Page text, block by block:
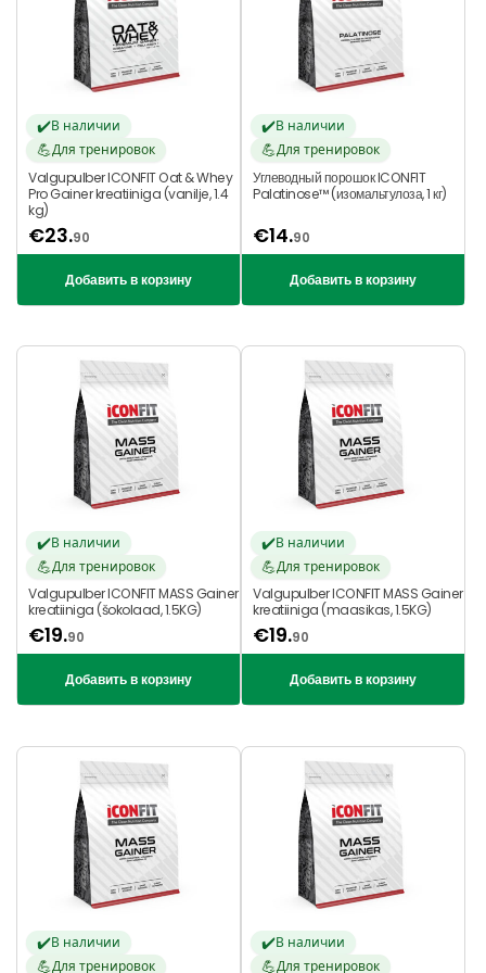
valkusid, kreatiini ja paljusid teisi lisatud
mineraalaineid.
✔️В наличии
💪Для тренировок
Valgupulber ICONFIT Oat & Whey
Pro Gainer kreatiiniga (vanilje, 1.4
kg)
€23.90
Добавить в корзину
✔️В наличии
💪Для тренировок
Углеводный порошок ICONFIT
Palatinose™ (изомальтулоза, 1 кг)
€14.90
Добавить в корзину
✔️В наличии
💪Для тренировок
Valgupulber ICONFIT MASS Gainer
kreatiiniga (šokolaad, 1.5KG)
€19.90
Добавить в корзину
✔️В наличии
💪Для тренировок
Valgupulber ICONFIT MASS Gainer
kreatiiniga (maasikas, 1.5KG)
€19.90
Добавить в корзину
✔️В наличии
💪Для тренировок
✔️В наличии
💪Для тренировок